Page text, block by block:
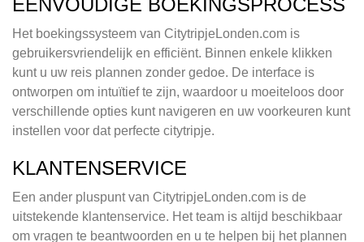
EENVOUDIGE BOEKINGSPROCESS
Het boekingssysteem van CitytripjeLonden.com is
gebruikersvriendelijk en efficiënt. Binnen enkele klikken
kunt u uw reis plannen zonder gedoe. De interface is
ontworpen om intuïtief te zijn, waardoor u moeiteloos door
verschillende opties kunt navigeren en uw voorkeuren kunt
instellen voor dat perfecte citytripje.
KLANTENSERVICE
Een ander pluspunt van CitytripjeLonden.com is de
uitstekende klantenservice. Het team is altijd beschikbaar
om vragen te beantwoorden en u te helpen bij het plannen